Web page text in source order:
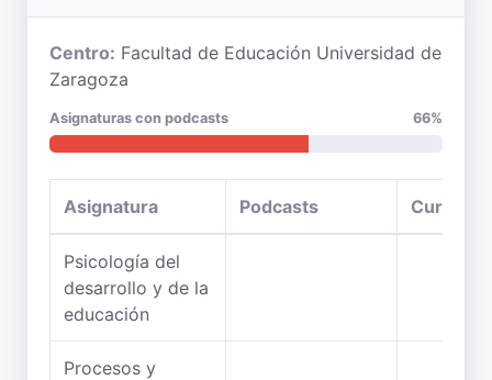
Centro: Facultad de Educación Universidad de
Zaragoza
Asignaturas con podcasts 66%
Asignatura Podcasts Curso
Psicología del
desarrollo y de la
educación
Procesos y